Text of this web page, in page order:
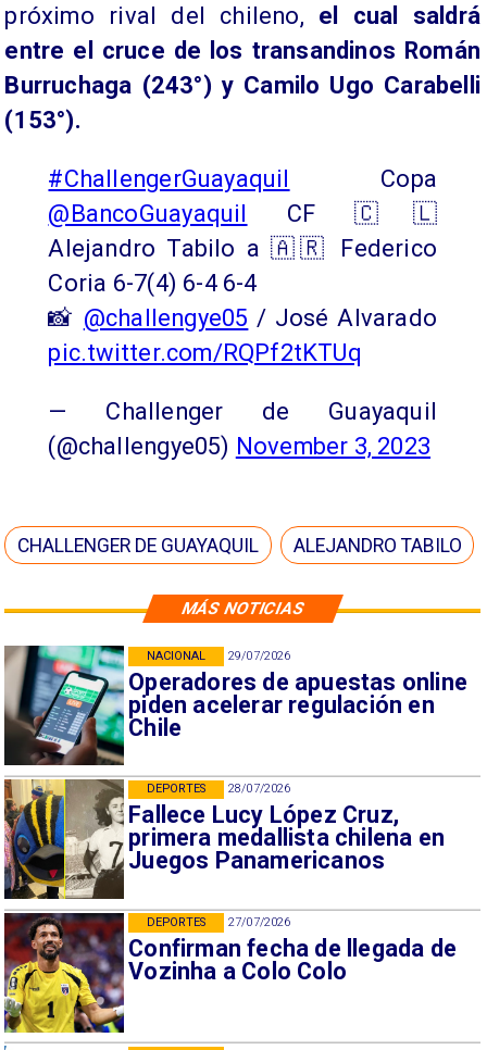
MÁS NOTICIAS
29/07/2026
Operadores de apuestas online
piden acelerar regulación en
Chile
NACIONAL
28/07/2026
Fallece Lucy López Cruz,
primera medallista chilena en
Juegos Panamericanos
DEPORTES
27/07/2026
Confirman fecha de llegada de
Vozinha a Colo Colo
DEPORTES
próximo rival del chileno, el cual saldrá
entre el cruce de los transandinos Román
Burruchaga (243°) y Camilo Ugo Carabelli
(153°).
#ChallengerGuayaquil
Copa
@BancoGuayaquil
CF 🇨🇱
Alejandro Tabilo a 🇦🇷 Federico
Coria 6-7(4) 6-4 6-4
📸 @challengye05 / José Alvarado
pic.twitter.com/RQPf2tKTUq
— Challenger de Guayaquil
(@challengye05) November 3, 2023
CHALLENGER DE GUAYAQUIL ALEJANDRO TABILO